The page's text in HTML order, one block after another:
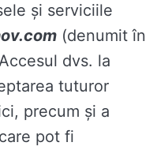
și serviciile
(denumit în
dvs. la
tuturor
precum și a
pot fi